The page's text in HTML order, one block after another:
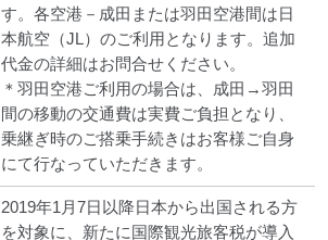
す。各空港－成田または羽田空港間は日
本航空（JL）のご利用となります。追加
代金の詳細はお問合せください。
＊羽田空港ご利用の場合は、成田→羽田
間の移動の交通費は実費ご負担となり、
乗継ぎ時のご搭乗手続きはお客様ご自身
にて行なっていただきます。
2019年1月7日以降日本から出国される方
を対象に、新たに国際観光旅客税が導入